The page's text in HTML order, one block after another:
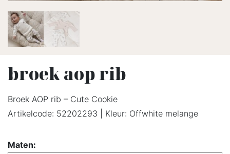
broek aop rib
Broek AOP rib – Cute Cookie
Artikelcode: 52202293 | Kleur: Offwhite melange
Maten: